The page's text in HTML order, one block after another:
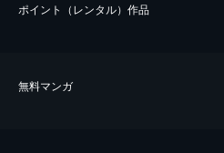
ポイント（レンタル）作品
無料マンガ